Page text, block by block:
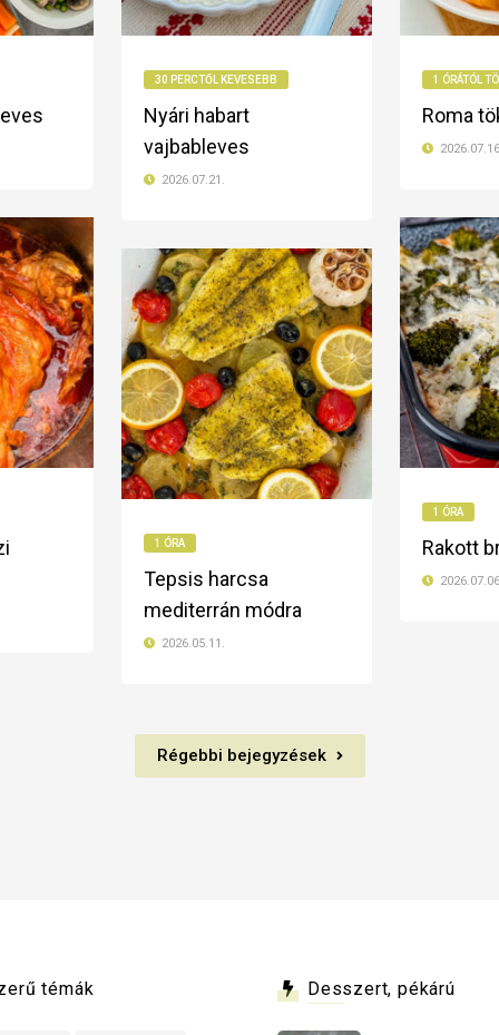
30 PERCTŐL KEVESEBB
Nyári habart
vajbableves
2026.07.21.
1 ÓRÁTÓL
Roma
1 ÓRA
Rakott
1 ÓRA
Tepsis harcsa
mediterrán módra
2026.05.11.
Régebbi bejegyzések
témák Desszert, pékárú